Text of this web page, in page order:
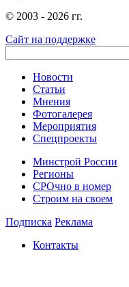
© 2003 - 2026 гг.
Сайт на поддержке
Новости
Статьи
Мнения
Фотогалерея
Мероприятия
Спецпроекты
Минстрой России
Регионы
СРОчно в номер
Строим на своем
Подписка Реклама
Контакты